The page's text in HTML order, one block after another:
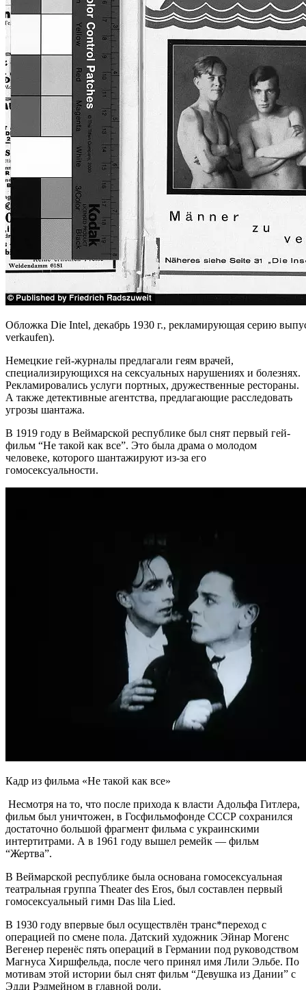
Обложка Die Intel, декабрь 1930 г., рекламирующая серию
verkaufen).
Немецкие гей-журналы предлагали геям врачей,
специализирующихся на сексуальных нарушениях и болезнях.
Рекламировались услуги портных, дружественные рестораны.
А также детективные агентства, предлагающие расследовать
угрозы шантажа.
В 1919 году в Веймарской республике был снят первый гей-
фильм “Не такой как все”. Это была драма о молодом
человеке, которого шантажируют из-за его
гомосексуальности.
Кадр из фильма «Не такой как все»
Несмотря на то, что после прихода к власти Адольфа Гитлера,
фильм был уничтожен, в Госфильмофонде СССР сохранился
достаточно большой фрагмент фильма с украинскими
интертитрами. А в 1961 году вышел ремейк — фильм
“Жертва”.
В Веймарской республике была основана гомосексуальная
театральная группа Theater des Eros, был составлен первый
гомосексуальный гимн Das lila Lied.
В 1930 году впервые был осуществлён транс*переход с
операцией по смене пола. Датский художник Эйнар Могенс
Вегенер перенёс пять операций в Германии под руководством
Магнуса Хиршфельда, после чего принял имя Лили Эльбе. По
мотивам этой истории был снят фильм “Девушка из Дании” с
Эдди Рэдмейном в главной роли.